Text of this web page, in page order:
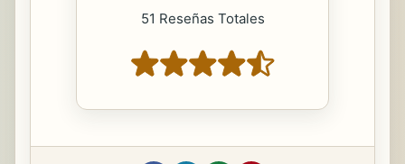
51 Reseñas Totales